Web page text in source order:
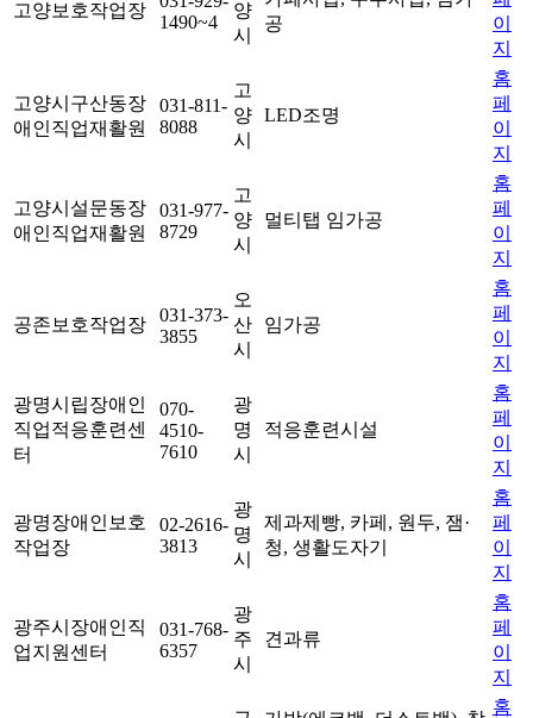
고양보호작업장
1490~4
양
시
공
이
지
고양시구산동장
애인직업재활원
031-811-
8088
고
양
시
LED조명
홈
페
이
지
고양시설문동장
애인직업재활원
031-977-
8729
고
양
시
멀티탭 임가공
홈
페
이
지
공존보호작업장
031-373-
3855
오
산
시
임가공
홈
페
이
지
광명시립장애인
직업적응훈련센
터
070-
4510-
7610
광
명
시
적응훈련시설
홈
페
이
지
광명장애인보호
작업장
02-2616-
3813
광
명
시
제과제빵, 카페, 원두, 잼·
청, 생활도자기
홈
페
이
지
광주시장애인직
업지원센터
031-768-
6357
광
주
시
견과류
홈
페
이
지
홈